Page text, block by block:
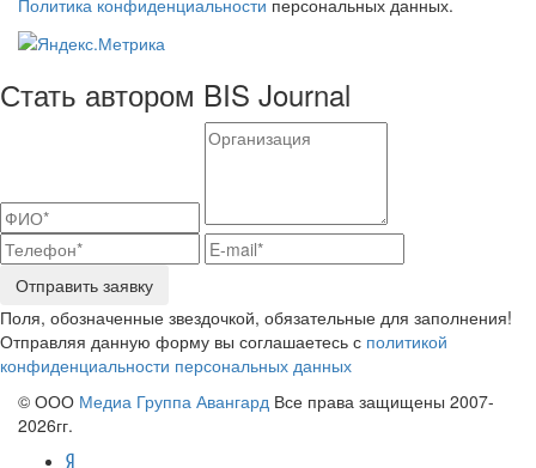
Стать автором BIS Journal
Отправить заявку
Поля, обозначенные звездочкой, обязательные для заполнения!
Отправляя данную форму вы соглашаетесь с политикой
конфиденциальности персональных данных
© ООО Медиа Группа Авангард Все права защищены 2007-
2026гг.